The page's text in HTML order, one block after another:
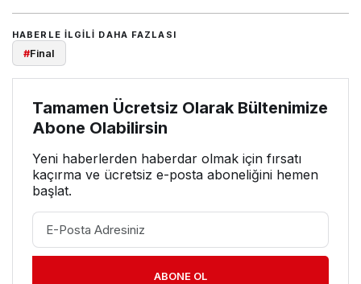
HABERLE ILGILI DAHA FAZLASI
#Final
Tamamen Ücretsiz Olarak Bültenimize
Abone Olabilirsin
Yeni haberlerden haberdar olmak için fırsatı
kaçırma ve ücretsiz e-posta aboneliğini hemen
başlat.
ABONE OL